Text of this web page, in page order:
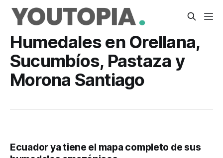
Humedales en Orellana,
Sucumbíos, Pastaza y
Morona Santiago
Ecuador ya tiene el mapa completo de sus